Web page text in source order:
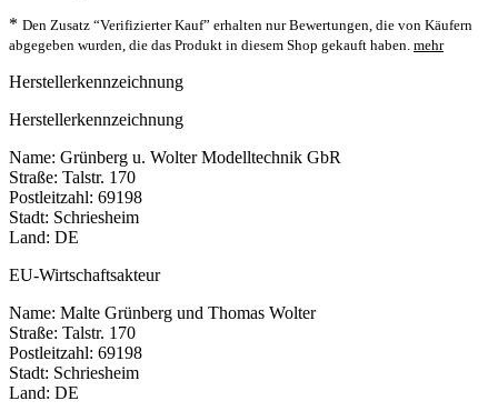
* Den Zusatz “Verifizierter Kauf” erhalten nur Bewertungen, die von Käufern
abgegeben wurden, die das Produkt in diesem Shop gekauft haben. mehr
Herstellerkennzeichnung
Herstellerkennzeichnung
Name: Grünberg u. Wolter Modelltechnik GbR
Straße: Talstr. 170
Postleitzahl: 69198
Stadt: Schriesheim
Land: DE
EU-Wirtschaftsakteur
Name: Malte Grünberg und Thomas Wolter
Straße: Talstr. 170
Postleitzahl: 69198
Stadt: Schriesheim
Land: DE